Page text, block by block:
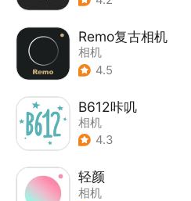
Remo复古相机
相机
4.5
B612咔叽
相机
4.3
轻颜
相机